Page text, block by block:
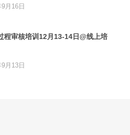
月16日
程审核培训12月13-14日@线上培
月13日